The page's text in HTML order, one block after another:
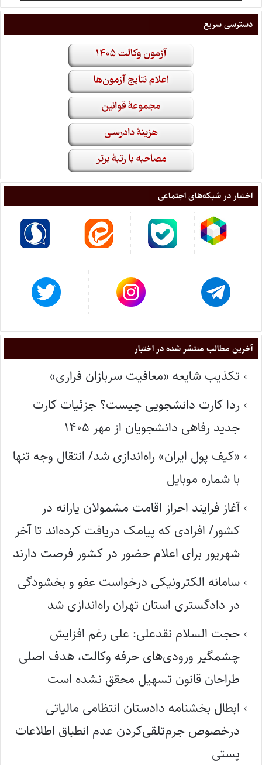
دسترسی سریع
اختبار در شبکه‌های اجتماعی
آخرین مطالب منتشر شده در اختبار
تکذیب شایعه «معافیت سربازان فراری»
ردا کارت دانشجویی چیست؟ جزئیات کارت
جدید رفاهی دانشجویان از مهر ۱۴۰۵
«کیف پول ایران» راه‌اندازی شد/ انتقال وجه تنها
با شماره موبایل
آغاز فرایند احراز اقامت مشمولان یارانه در
کشور/ افرادی که پیامک دریافت کرده‌اند تا آخر
شهریور برای اعلام حضور در کشور فرصت دارند
سامانه الکترونیکی درخواست عفو و بخشودگی
در دادگستری استان تهران راه‌اندازی شد
حجت السلام نقدعلی: علی رغم افزایش
چشمگیر ورودی‌های حرفه وکالت، هدف اصلی
طراحان قانون تسهیل محقق نشده است
ابطال بخشنامه دادستان انتظامی مالیاتی
درخصوص جرم‌تلقی‌کردن عدم انطباق اطلاعات
پستی